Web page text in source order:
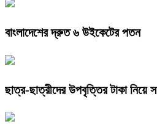
বাংলাদেশের দ্রুত ৬ উইকেটের পতন
ছাত্র-ছাত্রীদের উপবৃত্তির টাকা নিয়ে